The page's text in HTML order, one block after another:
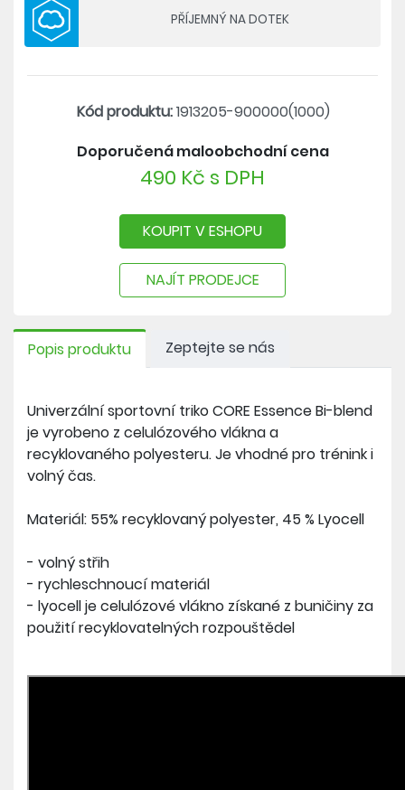
PŘÍJEMNÝ NA DOTEK
Kód produktu:1913205-900000(1000)
Doporučená maloobchodní cena
490 Kč s DPH
KOUPIT V ESHOPU
NAJÍT PRODEJCE
Popis produktu Zeptejte se nás
Univerzální sportovní triko CORE Essence Bi-blend
je vyrobeno z celulózového vlákna a
recyklovaného polyesteru. Je vhodné pro trénink i
volný čas.
Materiál: 55% recyklovaný polyester, 45 % Lyocell
- volný střih
- rychleschnoucí materiál
- lyocell je celulózové vlákno získané z buničiny za
použití recyklovatelných rozpouštědel